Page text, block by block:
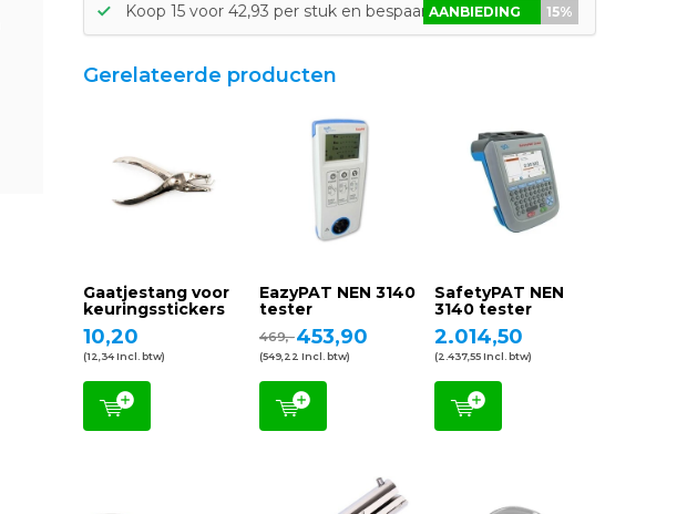
Koop 15 voor 42,93 per stuk en bespaar 15%AANBIEDING 15%
Gerelateerde producten
Gaatjestang voor
keuringsstickers
10,20
(12,34 Incl. btw)
EazyPAT NEN 3140
tester
469,-453,90
(549,22 Incl. btw)
SafetyPAT NEN
3140 tester
2.014,50
(2.437,55 Incl. btw)